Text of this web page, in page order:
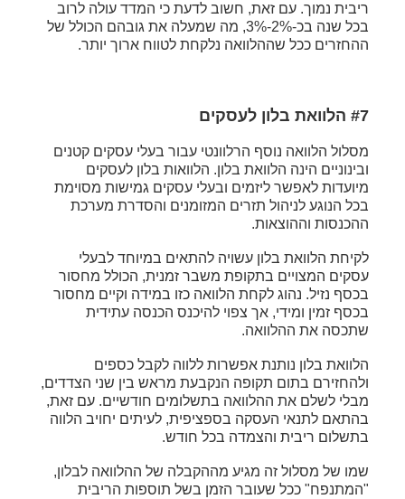
ריבית נמוך. עם זאת, חשוב לדעת כי המדד עולה לרוב
בכל שנה בכ-2%-3%, מה שמעלה את גובהם הכולל של
ההחזרים ככל שההלוואה נלקחת לטווח ארוך יותר.
#7 הלוואת בלון לעסקים
מסלול הלוואה נוסף הרלוונטי עבור בעלי עסקים קטנים
ובינוניים הינה הלוואת בלון. הלוואות בלון לעסקים
מיועדות לאפשר ליזמים ובעלי עסקים גמישות מסוימת
בכל הנוגע לניהול תזרים המזומנים והסדרת מערכת
ההכנסות וההוצאות.
לקיחת הלוואת בלון עשויה להתאים במיוחד לבעלי
עסקים המצויים בתקופת משבר זמנית, הכולל מחסור
בכסף נזיל. נהוג לקחת הלוואה כזו במידה וקיים מחסור
בכסף זמין ומידי, אך צפוי להיכנס הכנסה עתידית
שתכסה את ההלוואה.
הלוואת בלון נותנת אפשרות ללווה לקבל כספים
ולהחזירם בתום תקופה הנקבעת מראש בין שני הצדדים,
מבלי לשלם את ההלוואה בתשלומים חודשיים. עם זאת,
בהתאם לתנאי העסקה בספציפית, לעיתים יחויב הלווה
בתשלום ריבית והצמדה בכל חודש.
שמו של מסלול זה מגיע מההקבלה של ההלוואה לבלון,
"המתנפח" ככל שעובר הזמן בשל תוספות הריבית